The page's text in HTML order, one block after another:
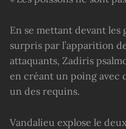
En se mettant devant
surpris par l’apparition
attaquants, Zadiris
en créant un poing avec
un des requins.
Vandalieu explose le